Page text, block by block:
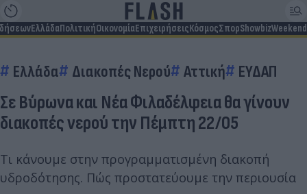
ΕλλάδαΠολιτικήΟικονομίαΕπιχειρήσειςΚόσμοςΣπορShowbizWeekend
Ελλάδα Διακοπές Νερού Αττική ΕΥΔΑΠ
Σε Βύρωνα και Νέα Φιλαδέλφεια θα γίνουν
διακοπές νερού την Πέμπτη 22/05
Τι κάνουμε στην προγραμματισμένη διακοπή
υδροδότησης. Πώς προστατεύουμε την περιουσία